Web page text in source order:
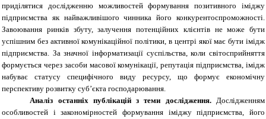
приділятися дослідженню можливостей формування позитивного іміджу
підприємства як найважливішого чинника його конкурентоспроможності.
Завоювання ринків збуту, залучення потенційних клієнтів не може бути
успішним без активної комунікаційної політики, в центрі якої має бути імідж
підприємства. За значної інформатизації суспільства, коли світосприйняття
формується через засоби масової комунікації, репутація підприємства, імідж
набуває статусу специфічного виду ресурсу, що формує економічну
перспективу розвитку суб’єкта господарювання.
Аналіз останніх публікацій з теми дослідження.Дослідженням
особливостей і закономірностей формування іміджу підприємства, його